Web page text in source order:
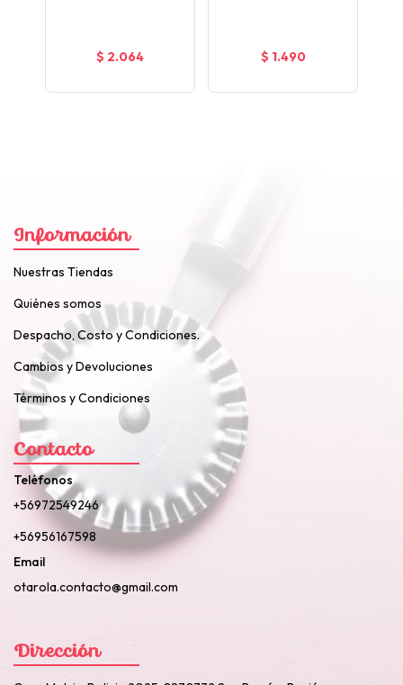
$ 2.064 $ 1.490
Información
Nuestras Tiendas
Quiénes somos
Despacho, Costo y Condiciones.
Cambios y Devoluciones
Términos y Condiciones
Contacto
Teléfonos
+56972549246
+56956167598
Email
otarola.contacto@gmail.com
Dirección